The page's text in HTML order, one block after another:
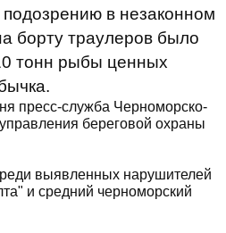
подозрению в незаконном
борту траулеров было
тонн рыбы ценных
пресс-служба Черноморско-
береговой охраны
выявленных нарушителей
и средний черноморский